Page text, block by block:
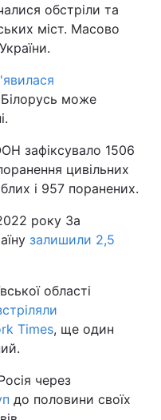
обстріли та
міст. Масово
може
зафіксувало 1506
цивільних
і 957 поранених.
року За
залишили 2,5
області
Times, ще один
через
до половини своїх